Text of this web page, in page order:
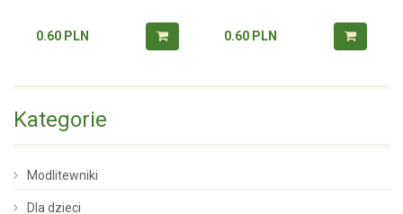
0.60 PLN 0.60 PLN
Kategorie
Modlitewniki
Dla dzieci